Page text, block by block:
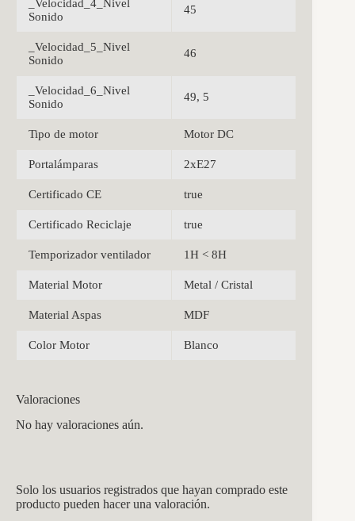
_Velocidad_4_Nivel
Sonido
45
_Velocidad_5_Nivel
Sonido
46
_Velocidad_6_Nivel
Sonido
49, 5
Tipo de motor Motor DC
Portalámparas 2xE27
Certificado CE true
Certificado Reciclaje true
Temporizador ventilador 1H < 8H
Material Motor Metal / Cristal
Material Aspas MDF
Color Motor Blanco
Valoraciones
No hay valoraciones aún.
Solo los usuarios registrados que hayan comprado este
producto pueden hacer una valoración.